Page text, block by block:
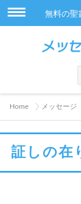
無料の聖
Home メッセージ
証しの在